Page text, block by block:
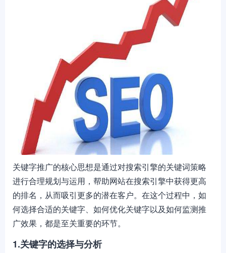
关键字推广的核心思想是通过对搜索引擎的关键词策略
进行合理规划与运用，帮助网站在搜索引擎中获得更高
的排名，从而吸引更多的潜在客户。在这个过程中，如
何选择合适的关键字、如何优化关键字以及如何监测推
广效果，都是至关重要的环节。
1.关键字的选择与分析